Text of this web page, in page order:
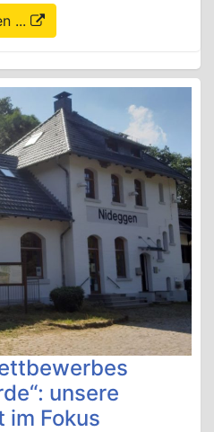
...
unsere
im Fokus